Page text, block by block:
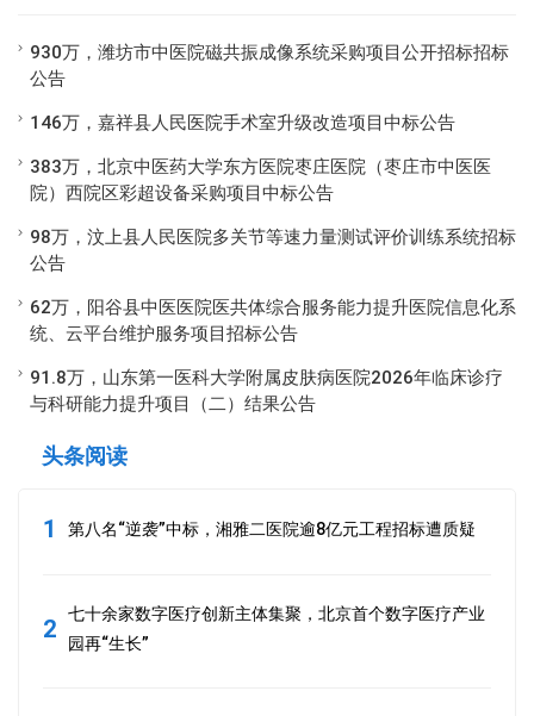
930万，潍坊市中医院磁共振成像系统采购项目公开招标招标
公告
146万，嘉祥县人民医院手术室升级改造项目中标公告
383万，北京中医药大学东方医院枣庄医院（枣庄市中医医
院）西院区彩超设备采购项目中标公告
98万，汶上县人民医院多关节等速力量测试评价训练系统招标
公告
62万，阳谷县中医医院医共体综合服务能力提升医院信息化系
统、云平台维护服务项目招标公告
91.8万，山东第一医科大学附属皮肤病医院2026年临床诊疗
与科研能力提升项目（二）结果公告
头条阅读
1 第八名“逆袭”中标，湘雅二医院逾8亿元工程招标遭质疑
2
七十余家数字医疗创新主体集聚，北京首个数字医疗产业
园再“生长”